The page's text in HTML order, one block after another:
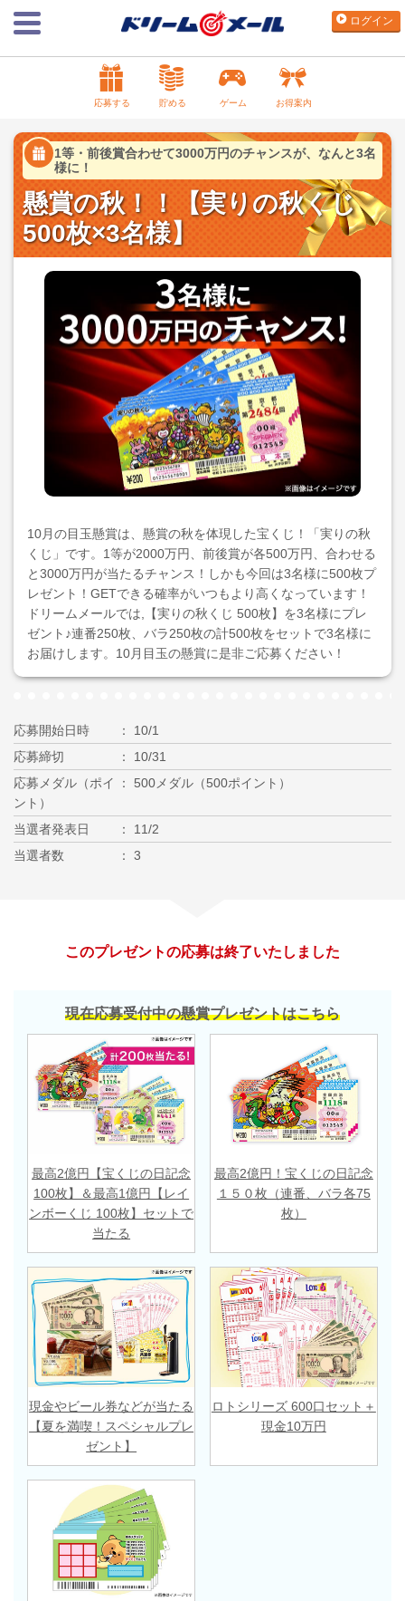
ログイン
応募する 貯める ゲーム お得案内
1等・前後賞合わせて3000万円のチャンスが、なんと3名
様に！
懸賞の秋！！【実りの秋くじ
500枚×3名様】
10月の目玉懸賞は、懸賞の秋を体現した宝くじ！「実りの秋
くじ」です。1等が2000万円、前後賞が各500万円、合わせる
と3000万円が当たるチャンス！しかも今回は3名様に500枚プ
レゼント！GETできる確率がいつもより高くなっています！
ドリームメールでは,【実りの秋くじ 500枚】を3名様にプレ
ゼント♪連番250枚、バラ250枚の計500枚をセットで3名様に
お届けします。10月目玉の懸賞に是非ご応募ください！
応募開始日時
10/1
応募締切
10/31
応募メダル（ポイ
ント）
500メダル（500ポイント）
当選者発表日
11/2
当選者数
3
このプレゼントの応募は終了いたしました
現在応募受付中の懸賞プレゼントはこちら
最高2億円【宝くじの日記念
100枚】＆最高1億円【レイ
ンボーくじ 100枚】セットで
当たる
最高2億円！宝くじの日記念
１５０枚（連番、バラ各75
枚）
現金やビール券などが当たる
【夏を満喫！スペシャルプレ
ゼント】
ロトシリーズ 600口セット＋
現金10万円